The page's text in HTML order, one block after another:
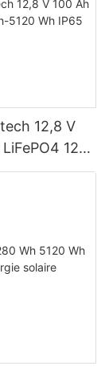
12,8 V
1280